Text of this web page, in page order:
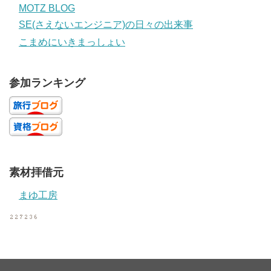
MOTZ BLOG
SE(さえないエンジニア)の日々の出来事
こまめにいきまっしょい
参加ランキング
素材拝借元
まゆ工房